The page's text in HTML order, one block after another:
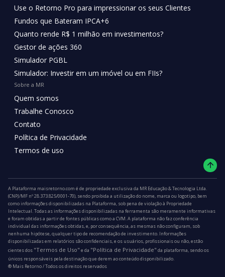
Use o Retorno Pro para impressionar os seus Clientes
Fundos que Bateram IPCA+6
Quanto rende R$ 1 milhão em investimentos?
Gestor de ações 360
Simulador PGBL
Simulador: Investir em um imóvel ou em FIIs?
Sobre a MR
Quem somos
Trabalhe Conosco
Contato
Política de Privacidade
Termos de uso
A Plataforma maisretorno.com é de propriedade exclusiva da MR Educação & Tecnologia Ltda.
(CNPJ/MF nº 28.373.825/0001-70), sendo proibida a utilização do nome, marca ou logotipo, bem
como informações disponibilizadas na Plataforma, sob pena de violação à Propriedade
Intelectual. Todas as informações disponibilizadas na ferramenta são meramente informativas
e foram obtidas a partir de fontes públicas como a CVM. A plataforma não faz conferência
individual das informações obtidas, e, por consequência, as mesmas não configuram, sob
nenhuma hipótese, qualquer tipo de recomendação de investimento. Informações
disponibilizadas em relatórios são confidenciais, e os usuários, profissionais ou não, estão
cientes dos "Termos de Uso" e da "Política de Privacidade" da plataforma, sendo os
únicos responsáveis pela destinação que derem ao conteúdo disponibilizado.
®️ Mais Retorno / Todos os direitos reservados